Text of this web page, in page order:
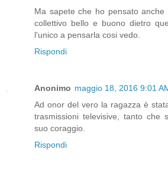
Ma sapete che ho pensato
collettivo bello e buono dietro
l'unico a pensarla cosi vedo.
Rispondi
Anonimo maggio 18, 2016 9:01
Ad onor del vero la ragazza è
trasmissioni televisive, tanto che
suo coraggio.
Rispondi